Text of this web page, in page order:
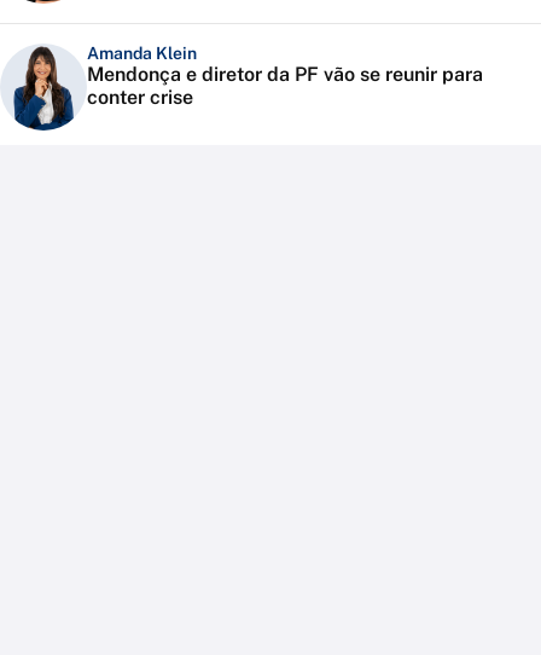
Amanda Klein
Mendonça e diretor da PF vão se reunir para
conter crise